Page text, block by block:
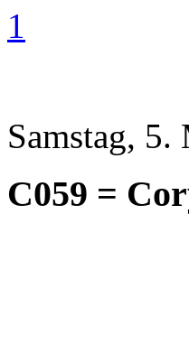
1
Samstag,
C059 =